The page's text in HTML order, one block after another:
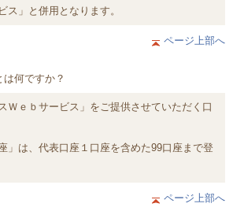
ス」と併用となります。
ページ上部へ
何ですか？
Ｗｅｂサービス」をご提供させていただく口
」は、代表口座１口座を含めた99口座まで登
ページ上部へ